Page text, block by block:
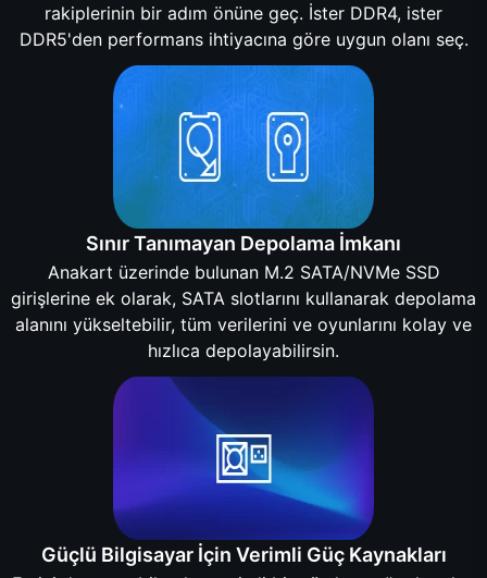
rakiplerinin bir adım önüne geç. İster DDR4, ister
DDR5'den performans ihtiyacına göre uygun olanı seç.
Sınır Tanımayan Depolama İmkanı
Anakart üzerinde bulunan M.2 SATA/NVMe SSD
girişlerine ek olarak, SATA slotlarını kullanarak depolama
alanını yükseltebilir, tüm verilerini ve oyunlarını kolay ve
hızlıca depolayabilirsin.
Güçlü Bilgisayar İçin Verimli Güç Kaynakları